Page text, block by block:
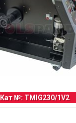
Кат №: TMIG230/1V2